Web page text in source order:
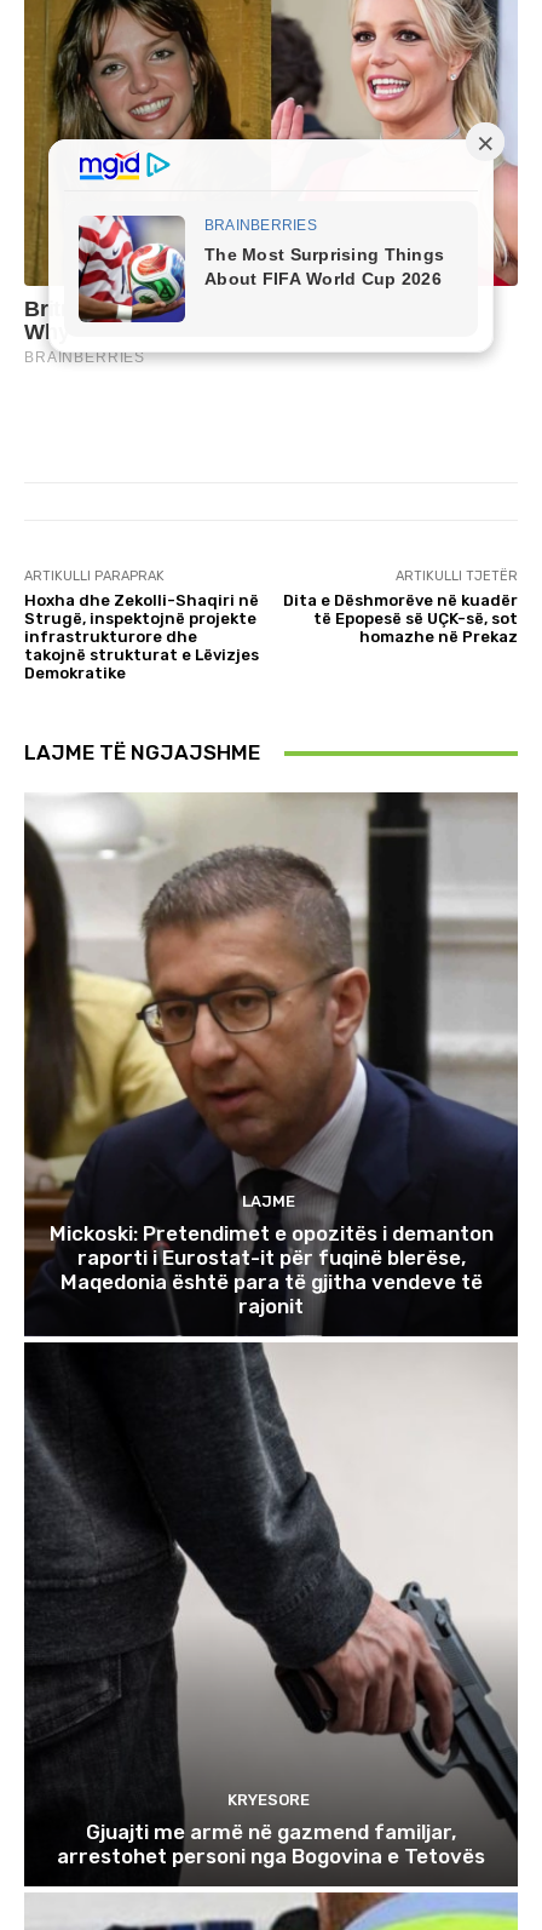
ARTIKULLI PARAPRAK
Hoxha dhe Zekolli-Shaqiri në
Strugë, inspektojnë projekte
infrastrukturore dhe
takojnë strukturat e Lëvizjes
Demokratike
ARTIKULLI TJETËR
Dita e Dëshmorëve në kuadër
të Epopesë së UÇK-së, sot
homazhe në Prekaz
LAJME TË NGJAJSHME
LAJME
Mickoski: Pretendimet e opozitës i demanton
raporti i Eurostat-it për fuqinë blerëse,
Maqedonia është para të gjitha vendeve të
rajonit
KRYESORE
Gjuajti me armë në gazmend familjar,
arrestohet personi nga Bogovina e Tetovës